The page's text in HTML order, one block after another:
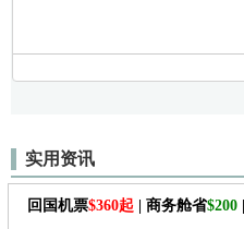
实用资讯
回国机票$360起 | 商务舱省$200